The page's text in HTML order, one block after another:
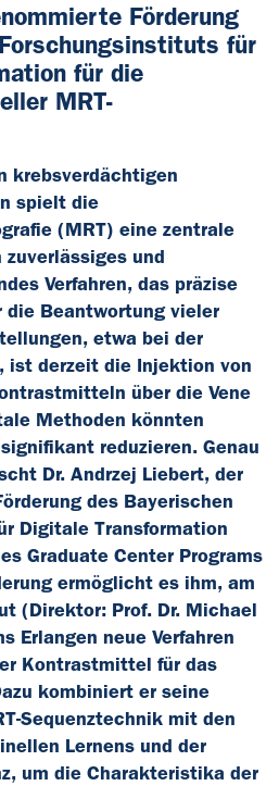
Förderung
für
für die
MRT-
krebsverdächtigen
spielt die
(MRT) eine zentrale
und
Verfahren, das präzise
die Beantwortung vieler
etwa bei der
ist derzeit die Injektion von
über die Vene
Methoden könnten
reduzieren. Genau
Dr. Andrzej Liebert, der
des Bayerischen
Digitale Transformation
Graduate Center Programs
ermöglicht es ihm, am
(Direktor: Prof. Dr. Michael
Erlangen neue Verfahren
Kontrastmittel für das
kombiniert er seine
Sequenztechnik mit den
Lernens und der
um die Charakteristika der